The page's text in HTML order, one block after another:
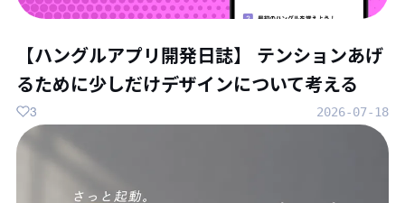
【ハングルアプリ開発日誌】 テンションあげ
るために少しだけデザインについて考える
2026-07-18
3